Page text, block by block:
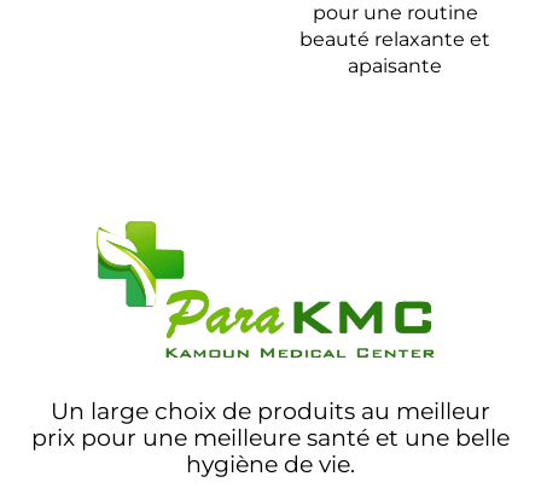
pour une routine
beauté relaxante et
apaisante
Un large choix de produits au meilleur
prix pour une meilleure santé et une belle
hygiène de vie.